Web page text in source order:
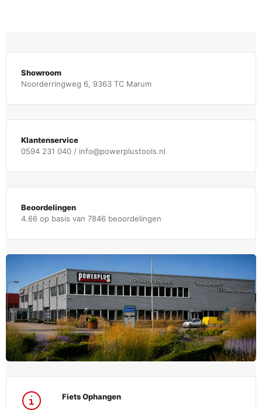
Showroom
Noorderringweg 6, 9363 TC Marum
Klantenservice
0594 231 040 / info@powerplustools.nl
Beoordelingen
4.66 op basis van 7846 beoordelingen
Fiets Ophangen